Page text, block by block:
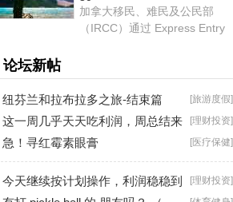
加拿大移民、难民及公民部
（IRCC）通过 Express Entry
▌论坛新帖
[旅游度假]
纽芬兰和拉布拉多之旅-结束篇
[理财投资]
这一周几乎天天吃利润，周总结来
了！
[医疗保健]
急！寻红霉素眼膏
[理财投资]
今天继续按计划操作，利润稳稳到
手！